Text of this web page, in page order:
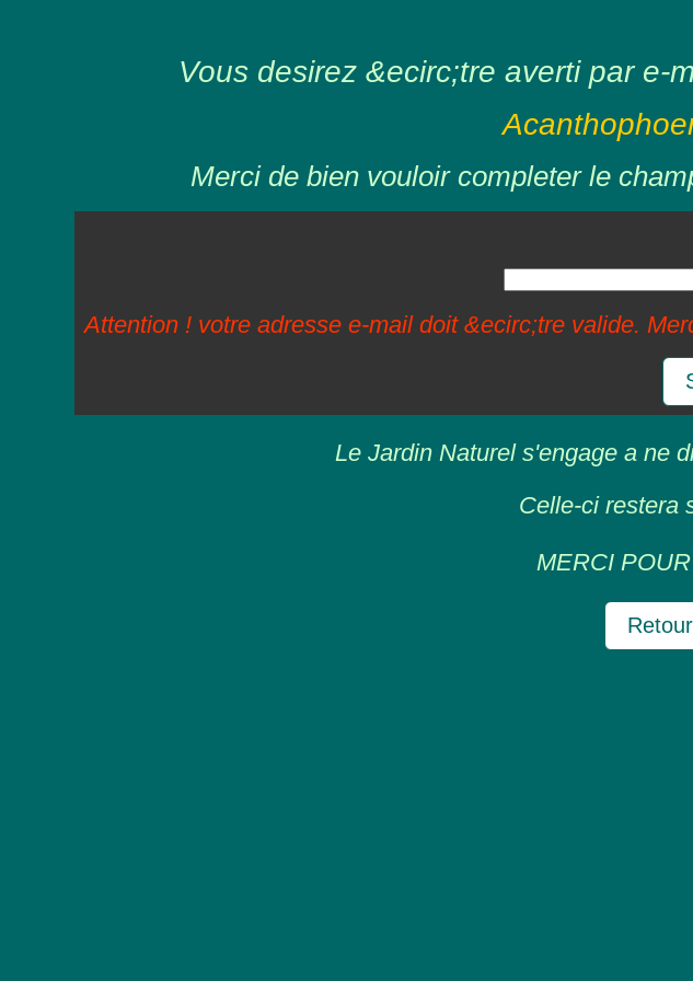
Vous desirez &ecirc;tre averti par e-
Merci de bien vouloir completer le
Attention ! votre adresse e-mail doit &ecirc;tre valide.
Le Jardin Naturel s'engage a ne
Celle-ci restera
MERCI